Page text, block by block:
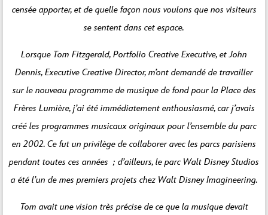
censée apporter, et de quelle façon nous voulons que nos visiteurs
se sentent dans cet espace.
Lorsque Tom Fitzgerald, Portfolio Creative Executive, et John
Dennis, Executive Creative Director, m’ont demandé de travailler
sur le nouveau programme de musique de fond pour la Place des
Frères Lumière, j’ai été immédiatement enthousiasmé, car j’avais
créé les programmes musicaux originaux pour l’ensemble du parc
en 2002. Ce fut un privilège de collaborer avec les parcs parisiens
pendant toutes ces années ; d’ailleurs, le parc Walt Disney Studios
a été l’un de mes premiers projets chez Walt Disney Imagineering.
Tom avait une vision très précise de ce que la musique devait